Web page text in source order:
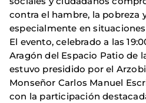
contra el hambre, la pobreza
especialmente en
El evento, celebrado a las
Aragón del Espacio Patio de
estuvo presidido por el
Monseñor Carlos Manuel
con la participación